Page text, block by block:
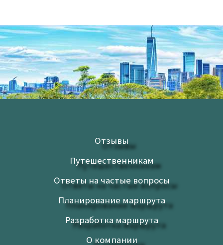
Отзывы
Путешественникам
Ответы на частые вопросы
Планирование маршрута
Разработка маршрута
О компании